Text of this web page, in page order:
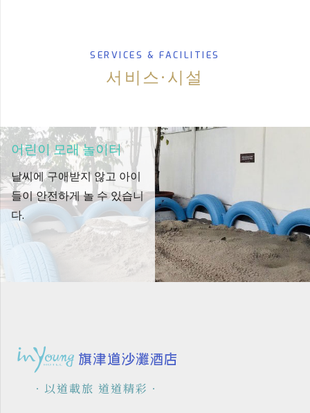
SERVICES & FACILITIES
서비스·시설
세탁실
세탁기, 건조기가 갖추어져
있으니 옷 걱정 없이 해변에
서 마음껏 즐겨 …
．以道載旅 道道精彩．